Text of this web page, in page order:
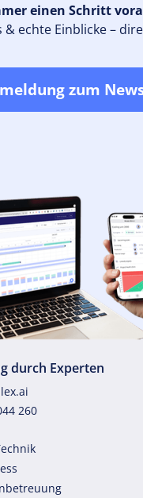
einen Schritt
& echte Einblicke –
zum
durch Experten
260